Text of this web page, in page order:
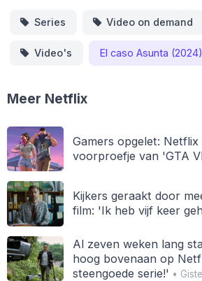
Series Video on demand
Video's El caso Asunta (2024)
Meer Netflix
Gamers opgelet:
voorproefje van 'GTA
Kijkers geraakt door
film: 'Ik heb vijf keer
Al zeven weken lang
hoog bovenaan op
steengoede serie!' •